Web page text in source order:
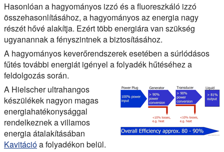
Hasonlóan a hagyományos izzó és a fluoreszkáló izzó
összehasonlításához, a hagyományos az energia nagy
részét hővé alakítja. Ezért több energiára van szükség
ugyanannak a fényszintnek a biztosításához.
A hagyományos keverőrendszerek esetében a súrlódásos
fűtés további energiát igényel a folyadék hűtéséhez a
feldolgozás során.
A Hielscher ultrahangos
készülékek nagyon magas
energiahatékonysággal
rendelkeznek a villamos
energia átalakításában
Kavitációa folyadékon belül.